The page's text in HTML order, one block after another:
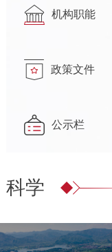
机构职能
政策文件
公示栏
科学